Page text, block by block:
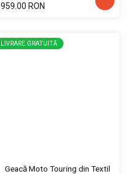
959.00 RON
LIVRARE GRATUITĂ
Geacă Moto Touring din Textil